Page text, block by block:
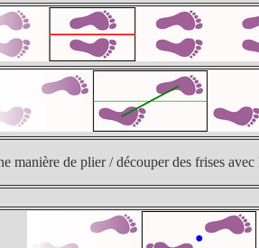
manière de plier / découper des frises